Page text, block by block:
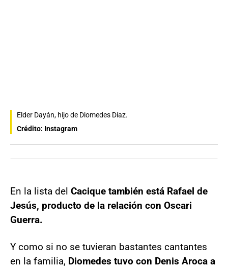
Elder Dayán, hijo de Diomedes Díaz.
Crédito: Instagram
En la lista del Cacique también está Rafael de
Jesús, producto de la relación con Oscari
Guerra.
Y como si no se tuvieran bastantes cantantes
en la familia, Diomedes tuvo con Denis Aroca a